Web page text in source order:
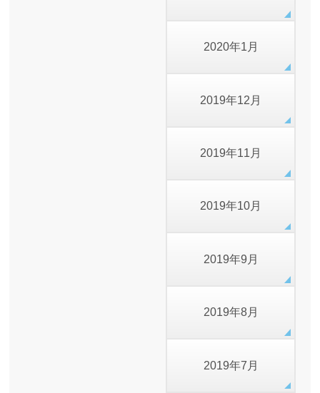
2020年1月
2019年12月
2019年11月
2019年10月
2019年9月
2019年8月
2019年7月